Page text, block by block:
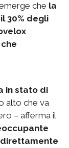
che la
30% degli
in stato di
alto che va
– afferma il
direttamente